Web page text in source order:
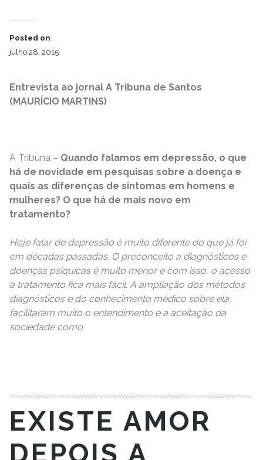
Posted on
julho 28, 2015
Entrevista ao jornal A Tribuna de Santos
(MAURÍCIO MARTINS)
A Tribuna – Quando falamos em depressão, o que
há de novidade em pesquisas sobre a doença e
quais as diferenças de sintomas em homens e
mulheres? O que há de mais novo em
tratamento?
Hoje falar de depressão é muito diferente do que já foi
em décadas passadas. O preconceito a diagnósticos e
doenças psíquicas é muito menor e com isso, o acesso
a tratamento fica mais fácil. A ampliação dos métodos
diagnósticos e do conhecimento médico sobre ela,
facilitaram muito o entendimento e a aceitação da
sociedade como
EXISTE AMOR